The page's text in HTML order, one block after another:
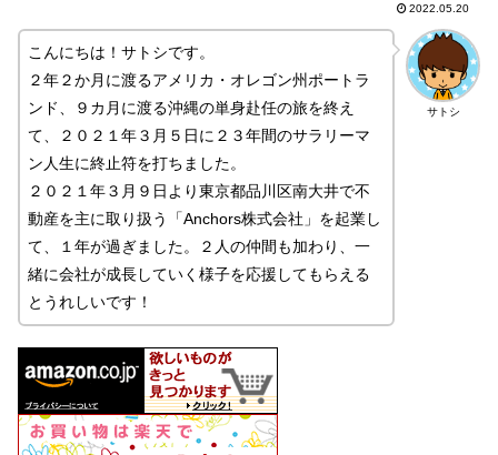
2022.05.20
サトシ
こんにちは！サトシです。
２年２か月に渡るアメリカ・オレゴン州ポートラ
ンド、９カ月に渡る沖縄の単身赴任の旅を終え
て、２０２１年３月５日に２３年間のサラリーマ
ン人生に終止符を打ちました。
２０２１年３月９日より東京都品川区南大井で不
動産を主に取り扱う「Anchors株式会社」を起業し
て、１年が過ぎました。２人の仲間も加わり、一
緒に会社が成長していく様子を応援してもらえる
とうれしいです！